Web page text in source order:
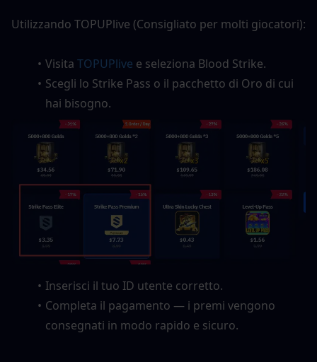
Utilizzando TOPUPlive (Consigliato per molti giocatori):
Visita TOPUPlive e seleziona Blood Strike.
Scegli lo Strike Pass o il pacchetto di Oro di cui
hai bisogno.
Inserisci il tuo ID utente corretto.
Completa il pagamento — i premi vengono
consegnati in modo rapido e sicuro.